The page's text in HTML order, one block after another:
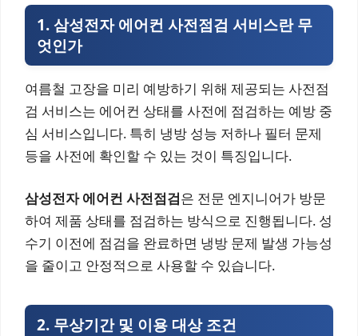
1. 삼성전자 에어컨 사전점검 서비스란 무
엇인가
여름철 고장을 미리 예방하기 위해 제공되는 사전점
검 서비스는 에어컨 상태를 사전에 점검하는 예방 중
심 서비스입니다. 특히 냉방 성능 저하나 필터 문제
등을 사전에 확인할 수 있는 것이 특징입니다.
삼성전자 에어컨 사전점검은 전문 엔지니어가 방문
하여 제품 상태를 점검하는 방식으로 진행됩니다. 성
수기 이전에 점검을 완료하면 냉방 문제 발생 가능성
을 줄이고 안정적으로 사용할 수 있습니다.
2. 무상기간 및 이용 대상 조건